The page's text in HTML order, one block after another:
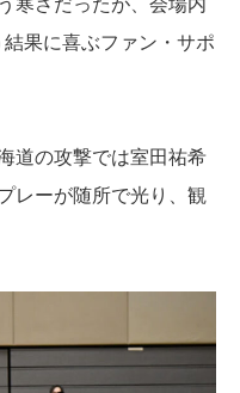
寒さだったが、会場内
果に喜ぶファン・サポ
道の攻撃では室田祐希
レーが随所で光り、観